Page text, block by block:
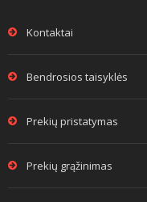
Kontaktai
Bendrosios taisyklės
Prekių pristatymas
Prekių grąžinimas